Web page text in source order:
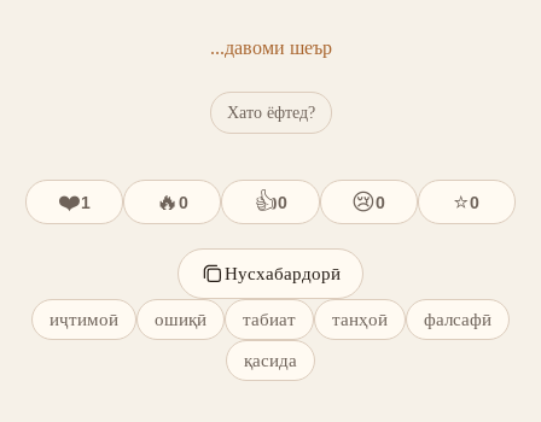
...давоми шеър
Хато ёфтед?
❤️1 🔥0 👍0 😢0 ⭐0
Нусхабардорӣ
иҷтимоӣ ошиқӣ табиат танҳоӣ
фалсафӣ
қасида